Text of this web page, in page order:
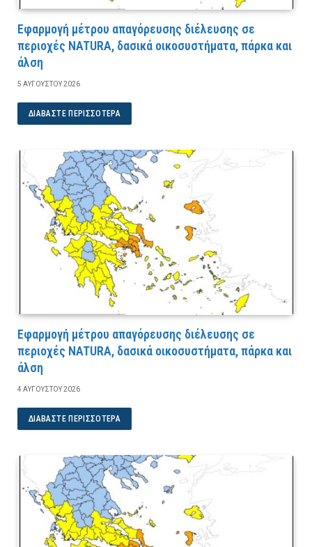
Εφαρμογή μέτρου απαγόρευσης διέλευσης σε
περιοχές NATURA, δασικά οικοσυστήματα, πάρκα και
άλση
5 ΑΥΓΟΎΣΤΟΥ 2026
ΔΙΑΒΆΣΤΕ ΠΕΡΙΣΣΌΤΕΡΑ
Εφαρμογή μέτρου απαγόρευσης διέλευσης σε
περιοχές NATURA, δασικά οικοσυστήματα, πάρκα και
άλση
4 ΑΥΓΟΎΣΤΟΥ 2026
ΔΙΑΒΆΣΤΕ ΠΕΡΙΣΣΌΤΕΡΑ